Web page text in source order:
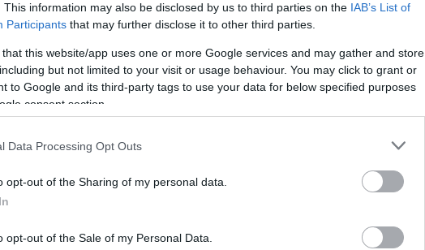
This information may also be disclosed by us to third parties on the IAB’s List of
Participants that may further disclose it to other third parties.
that this website/app uses one or more Google services and may gather and store
but not limited to your visit or usage behaviour. You may click to grant or
to Google and its third-party tags to use your data for below specified purposes
consent section.
Data Processing Opt Outs
opt-out of the Sharing of my personal data.
opt-out of the Sale of my Personal Data.
έστω και για τελευταία φορά.
από την σύστασή του αγωνίζεται για την
πόλης.
των κατοίκων έχει κατατεθεί σχέδιο
σημεία στάθμευσης.
στις 28 Ιανουαρίου 2020. Το Δελτίο Τύπου
«Στην συνάντηση συζητήθηκε το
Κέντρο, κυρίως τους θερινούς μήνες
να γίνει επανακαταγραφή των μονίμων